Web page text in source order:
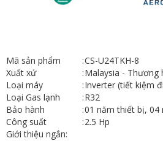
Mã sản phẩm :CS-U24TKH-8
Xuất xứ
:Malaysia - Thương
Loại máy
:Inverter (tiết kiệm
Loại Gas lạnh
:R32
Bảo hành
:01 năm thiết bị, 04
Công suất
:2.5 Hp
Giới thiệu ngắn: